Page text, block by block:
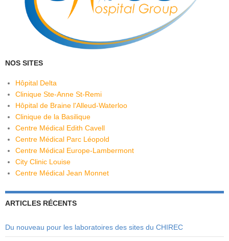
NOS SITES
Hôpital Delta
Clinique Ste-Anne St-Remi
Hôpital de Braine l'Alleud-Waterloo
Clinique de la Basilique
Centre Médical Edith Cavell
Centre Médical Parc Léopold
Centre Médical Europe-Lambermont
City Clinic Louise
Centre Médical Jean Monnet
ARTICLES RÉCENTS
Du nouveau pour les laboratoires des sites du CHIREC